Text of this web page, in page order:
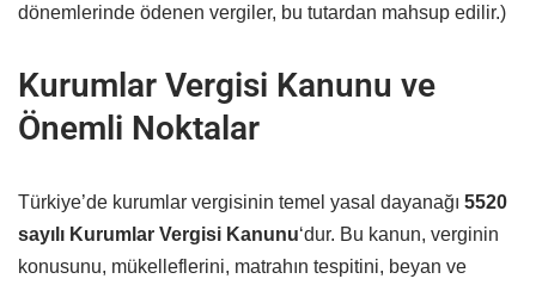
dönemlerinde ödenen vergiler, bu tutardan mahsup edilir.)
Kurumlar Vergisi Kanunu ve
Önemli Noktalar
Türkiye’de kurumlar vergisinin temel yasal dayanağı 5520
sayılı Kurumlar Vergisi Kanunu‘dur. Bu kanun, verginin
konusunu, mükelleflerini, matrahın tespitini, beyan ve